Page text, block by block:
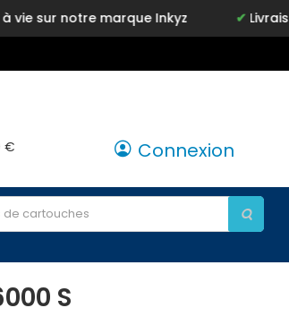
marque Inkyz Livraison gratuite
€ Connexion
S